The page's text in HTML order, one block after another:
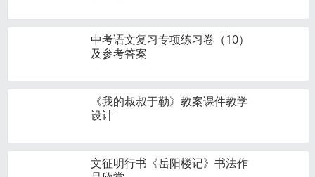
中考语文复习专项练习卷（10）
及参考答案
《我的叔叔于勒》教案课件教学
设计
文征明行书《岳阳楼记》书法作